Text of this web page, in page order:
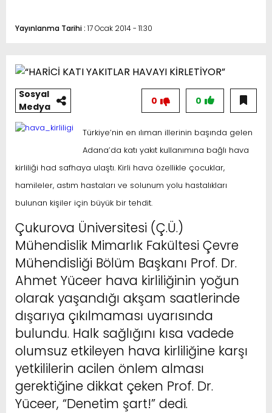
Yayınlanma Tarihi : 17 Ocak 2014 - 11:30
Sosyal
Medya
0
0
Türkiye’nin en ılıman illerinin başında gelen
Adana’da katı yakıt kullanımına bağlı hava
kirliliği had safhaya ulaştı. Kirli hava özellikle çocuklar,
hamileler, astım hastaları ve solunum yolu hastalıkları
bulunan kişiler için büyük bir tehdit.
Çukurova Üniversitesi (Ç.Ü.)
Mühendislik Mimarlık Fakültesi Çevre
Mühendisliği Bölüm Başkanı Prof. Dr.
Ahmet Yüceer hava kirliliğinin yoğun
olarak yaşandığı akşam saatlerinde
dışarıya çıkılmaması uyarısında
bulundu. Halk sağlığını kısa vadede
olumsuz etkileyen hava kirliliğine karşı
yetkililerin acilen önlem alması
gerektiğine dikkat çeken Prof. Dr.
Yüceer, “Denetim şart!” dedi.